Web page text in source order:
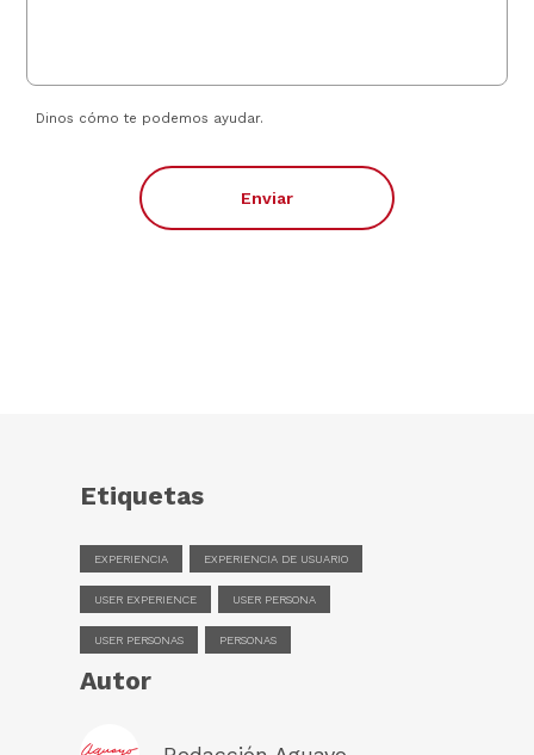
Dinos cómo te podemos ayudar.
Enviar
Etiquetas
EXPERIENCIA EXPERIENCIA DE USUARIO
USER EXPERIENCE USER PERSONA
USER PERSONAS PERSONAS
Autor